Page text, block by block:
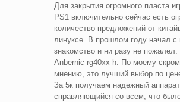
Для закрытия огромного пласта
PS1 включительно сейчас есть
количество предложений от
линуксе. В прошлом году начал с
знакомство и ни разу не
Anbernic rg40xx h. По моему
мнению, это лучший выбор по
За 5к получаем надежный
справляющийся со всем, что